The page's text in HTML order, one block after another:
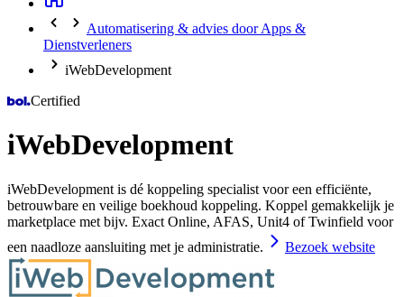
Automatisering & advies door Apps &
Dienstverleners
iWebDevelopment
Certified
iWebDevelopment
iWebDevelopment is dé koppeling specialist voor een efficiënte,
betrouwbare en veilige boekhoud koppeling. Koppel gemakkelijk je
marketplace met bijv. Exact Online, AFAS, Unit4 of Twinfield voor
een naadloze aansluiting met je administratie.
Bezoek website